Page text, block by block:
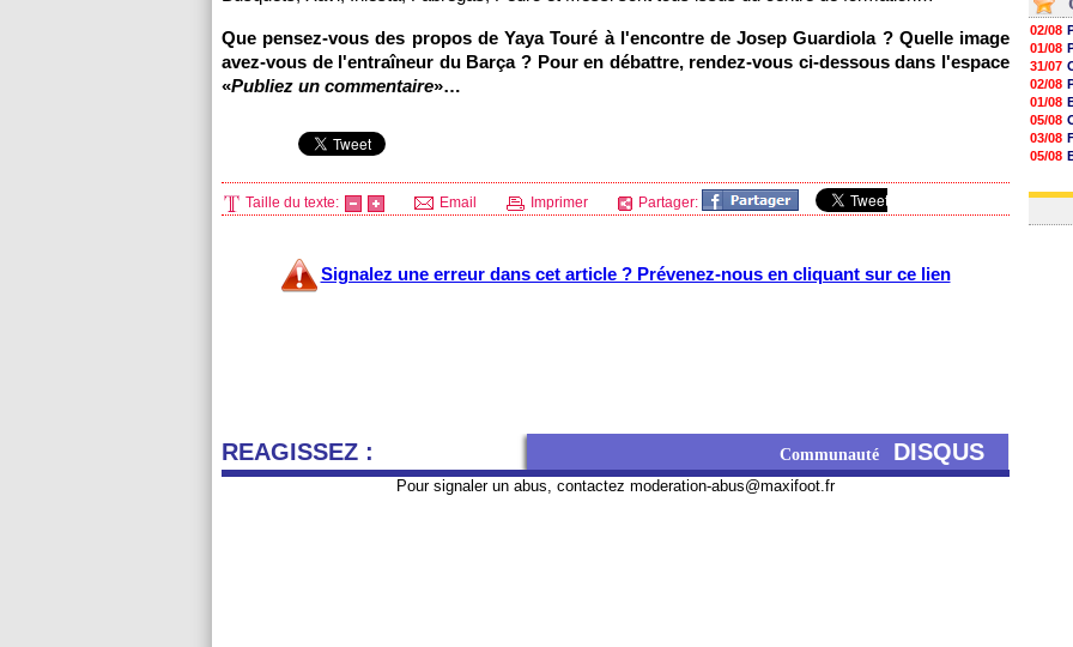
Que pensez-vous des propos de Yaya Touré à l'encontre de Josep Guardiola ? Quelle image
avez-vous de l'entraîneur du Barça ? Pour en débattre, rendez-vous ci-dessous dans l'espace
«Publiez un commentaire»…
Taille du texte: Email Imprimer Partager:
Signalez une erreur dans cet article ? Prévenez-nous en cliquant sur ce lien
REAGISSEZ : Communauté DISQUS
Pour signaler un abus, contactez moderation-abus@maxifoot.fr
02/08
01/08
31/07
02/08
01/08
05/08
03/08
05/08
03/08